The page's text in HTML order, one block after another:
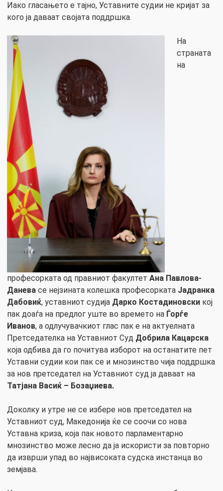
Иако гласањето е тајно, Уставните судии не кријат за
кого ја даваат својата поддршка.
На
страната
на
професорката од правниот факултет Ана Павлова-
Данева се нејзината колешка професорката Јадранка
Дабовиќ, уставниот судија Дарко Костадиновски кој
пак доаѓа на предлог уште во времето на Ѓорѓе
Иванов, а одлучувачкиот глас пак е на актуелната
Претседателка на Уставниот Суд Добрила Кацарска
која одбива да го почитува изборот на останатите пет
Уставни судии кои пак се и мнозинство чија поддршка
за нов претседател на Уставниот суд ја даваат на
Татјана Васиќ – Бозаџиева.
Доколку и утре не се избере нов претседател на
Уставниот суд, Македонија ќе се соочи со нова
Уставна криза, која пак новото парламентарно
мнозинство може лесно да ја искористи за повторно
да изврши упад во највисоката судска инстанца во
земјава.